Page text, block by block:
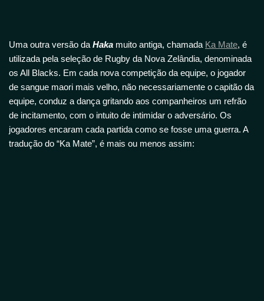
Uma outra versão da Haka muito antiga, chamada Ka Mate, é
utilizada pela seleção de Rugby da Nova Zelândia, denominada
os All Blacks. Em cada nova competição da equipe, o jogador
de sangue maori mais velho, não necessariamente o capitão da
equipe, conduz a dança gritando aos companheiros um refrão
de incitamento, com o intuito de intimidar o adversário. Os
jogadores encaram cada partida como se fosse uma guerra. A
tradução do “Ka Mate”, é mais ou menos assim: